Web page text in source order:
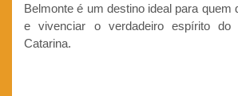
Belmonte é um destino ideal para quem
e vivenciar o verdadeiro espírito do
Catarina.